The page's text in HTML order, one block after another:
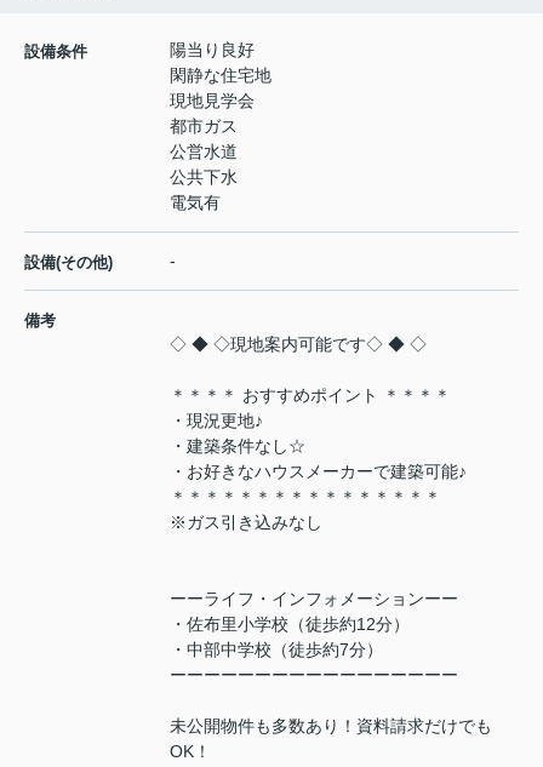
設備条件
陽当り良好
閑静な住宅地
現地見学会
都市ガス
公営水道
公共下水
電気有
設備(その他) -
備考
◇ ◆ ◇現地案内可能です◇ ◆ ◇
＊＊＊＊ おすすめポイント ＊＊＊＊
・現況更地♪
・建築条件なし☆
・お好きなハウスメーカーで建築可能♪
＊＊＊＊＊＊＊＊＊＊＊＊＊＊＊＊
※ガス引き込みなし
ーーライフ・インフォメーションーー
・佐布里小学校（徒歩約12分）
・中部中学校（徒歩約7分）
ーーーーーーーーーーーーーーーーー
未公開物件も多数あり！資料請求だけでも
OK！